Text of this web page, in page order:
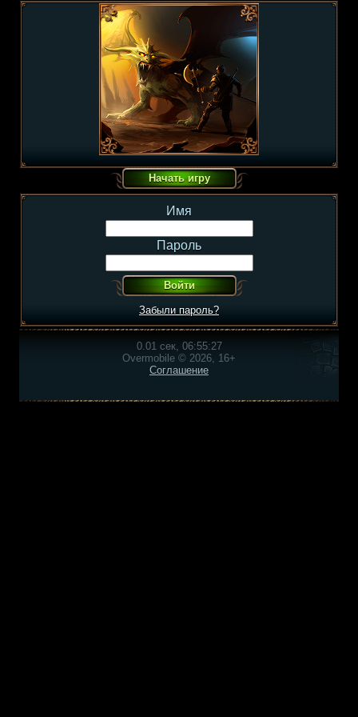
Имя
Пароль
Забыли пароль?
0.01 сек, 06:55:27
Overmobile © 2026, 16+
Соглашение